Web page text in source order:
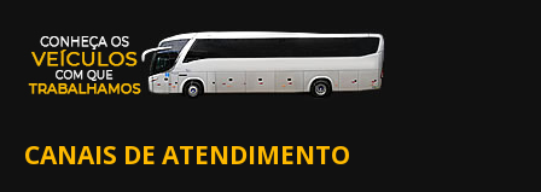
CANAIS DE ATENDIMENTO